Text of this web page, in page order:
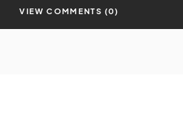
VIEW COMMENTS (0)